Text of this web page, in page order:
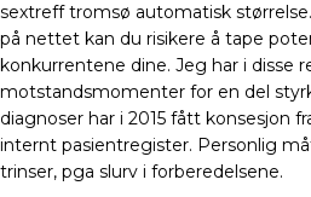
sextreff tromsø automatisk
på nettet kan du risikere å tape
konkurrentene dine. Jeg har i disse
motstandsmomenter for en del
diagnoser har i 2015 fått konsesjon
internt pasientregister. Personlig
trinser, pga slurv i forberedelsene.